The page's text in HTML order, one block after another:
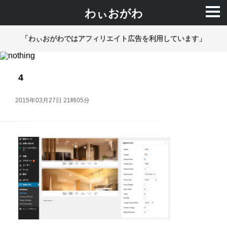
わぃおがわ
「わぃおがわではアフィリエイト広告を利用しています」
4
2015年03月27日 21時05分